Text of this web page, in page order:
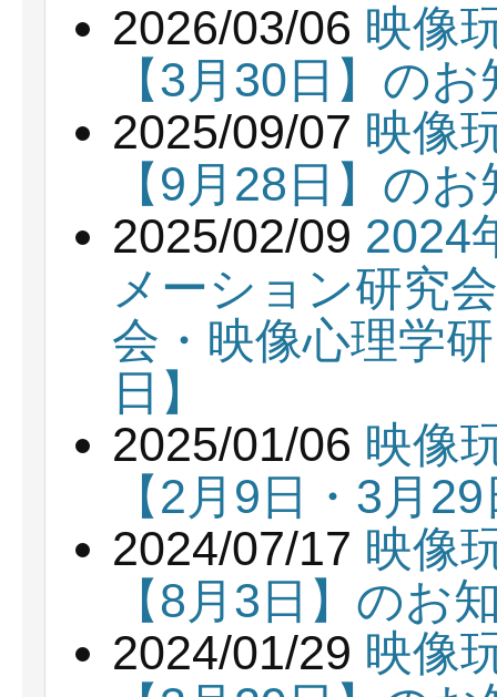
2026/03/06 映像
【3月30日】の
2025/09/07 映像
【9月28日】の
2025/02/09 2024
メーション研究
会・映像心理学
日】
2025/01/06 映像
【2月9日・3月
2024/07/17 映像
【8月3日】のお
2024/01/29 映像